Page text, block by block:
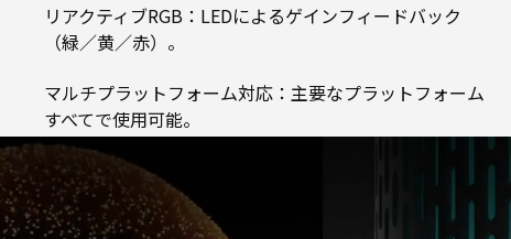
リアクティブRGB：LEDによるゲインフィードバック
（緑／黄／赤）。
マルチプラットフォーム対応：主要なプラットフォーム
すべてで使用可能。